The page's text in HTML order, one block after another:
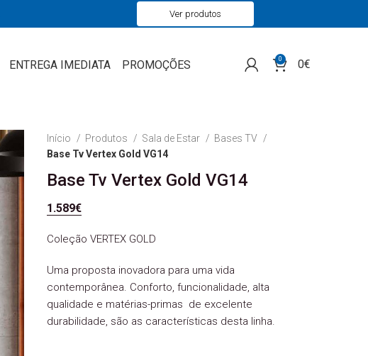
ENTREGA IMEDIATA PROMOÇÕES 0 0€
Início Produtos Sala de Estar
Bases TV
Base Tv Vertex Gold VG14
Base Tv Vertex Gold VG14
1.589€
Coleção VERTEX GOLD
Uma proposta inovadora para uma vida
contemporânea. Conforto, funcionalidade, alta
qualidade e matérias-primas de excelente
durabilidade, são as características desta linha.
Ver produtos